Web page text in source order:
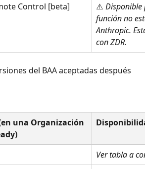
Control [beta]
⚠️ Disponible
función no
Anthropic.
con ZDR.
del BAA aceptadas después
una Organización
Ver tabla a